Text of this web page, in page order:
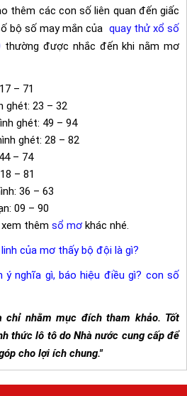
thêm các con số liên quan đến giấc
bộ số may mắn của quay thử xổ số
thường được nhắc đến khi nằm mơ
– 71
ghét: 23 – 32
ghét: 49 – 94
ghét: 28 – 82
– 74
– 81
36 – 63
09 – 90
thêm sổ mơ khác nhé.
của mơ thấy bộ đội là gì?
ý nghĩa gì, báo hiệu điều gì? con số
chỉ nhằm mục đích tham khảo. Tốt
thức lô tô do Nhà nước cung cấp để
cho lợi ích chung."